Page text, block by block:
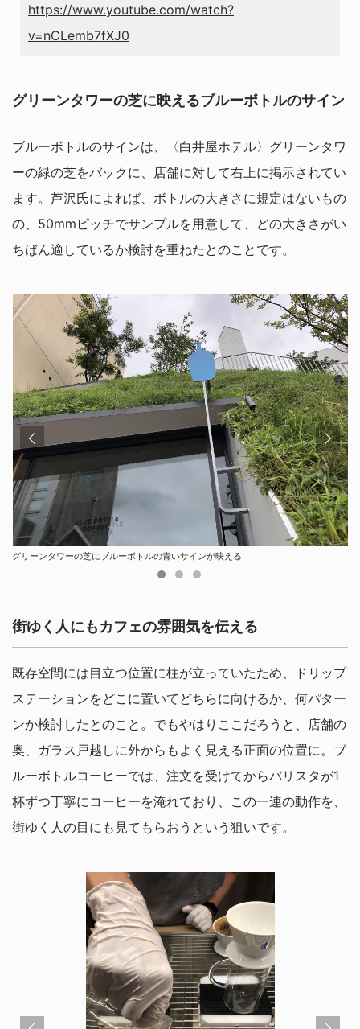
https://www.youtube.com/watch?
v=nCLemb7fXJ0
グリーンタワーの芝に映えるブルーボトルのサイン
ブルーボトルのサインは、〈白井屋ホテル〉グリーンタワ
ーの緑の芝をバックに、店舗に対して右上に掲示されてい
ます。芦沢氏によれば、ボトルの大きさに規定はないもの
の、50mmピッチでサンプルを用意して、どの大きさがい
ちばん適しているか検討を重ねたとのことです。
グリーンタワーの芝にブルーボトルの青いサインが映える
店舗名を示す文字はガラス面のカッティング文字だけ
青いボトル表示だけでブルーボトルコーヒーの店舗であることを周知
街ゆく人にもカフェの雰囲気を伝える
既存空間には目立つ位置に柱が立っていたため、ドリップ
ステーションをどこに置いてどちらに向けるか、何パター
ンか検討したとのこと。でもやはりここだろうと、店舗の
奥、ガラス戸越しに外からもよく見える正面の位置に。ブ
ルーボトルコーヒーでは、注文を受けてからバリスタが1
杯ずつ丁寧にコーヒーを淹れており、この一連の動作を、
街ゆく人の目にも見てもらおうという狙いです。